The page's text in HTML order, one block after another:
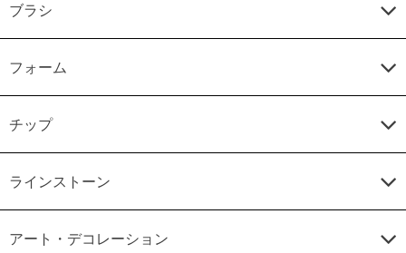
ブラシ
フォーム
チップ
ラインストーン
アート・デコレーション